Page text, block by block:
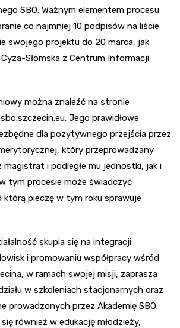
SBO. Ważnym elementem procesu
co najmniej 10 podpisów na liście
swojego projektu do 20 marca, jak
Słomska z Centrum Informacji
można znaleźć na stronie
Jego prawidłowe
dla pozytywnego przejścia przez
który przeprowadzany
i podległe mu jednostki, jak i
tym procesie może świadczyć
którą pieczę w tym roku sprawuje
skupia się na integracji
i promowaniu współpracy wśród
w ramach swojej misji, zaprasza
w szkoleniach stacjonarnych oraz
prowadzonych przez Akademię SBO.
również w edukację młodzieży,